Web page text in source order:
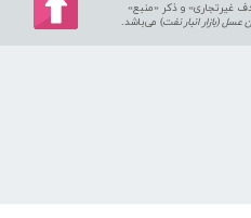
غیرتجاری» و ذکر «منبع»
عسل (بازار انبار نفت) می‌باشد.